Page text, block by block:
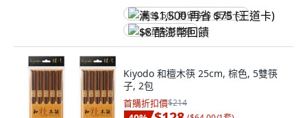
满 $1,500 再省 $75 (王道卡)
$8 酷澎幣回饋
Kiyodo 和檀木筷 25cm, 棕色, 5雙筷
子, 2包
首購折扣價$214